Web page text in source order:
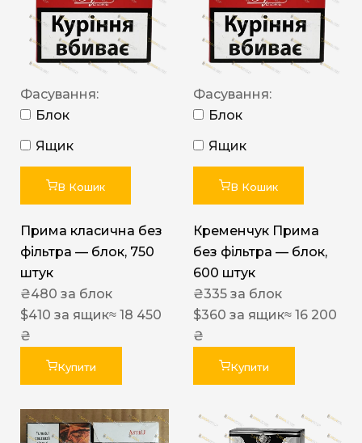
Фасування:
Блок
Ящик
В Кошик
Прима класична без
фільтра — блок, 750
штук
₴480 за блок
$410 за ящик≈ 18 450
₴
Купити
Фасування:
Блок
Ящик
В Кошик
Кременчук Прима
без фільтра — блок,
600 штук
₴335 за блок
$360 за ящик≈ 16 200
₴
Купити